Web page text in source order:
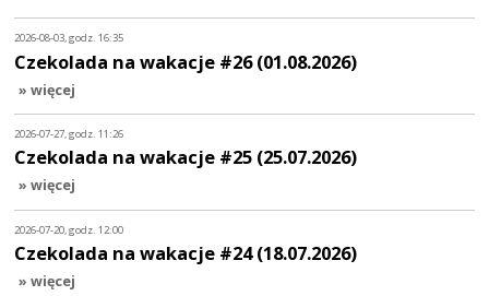
2026-08-03, godz. 16:35
Czekolada na wakacje #26 (01.08.2026)
» więcej
2026-07-27, godz. 11:26
Czekolada na wakacje #25 (25.07.2026)
» więcej
2026-07-20, godz. 12:00
Czekolada na wakacje #24 (18.07.2026)
» więcej